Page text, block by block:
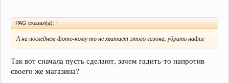
PAG сказал(а): ↑
А на последнем фото-кому то не хватает этого газона, убрать нафиг
Так вот сначала пусть сделают, зачем гадить-то напротив
своего же магазина?